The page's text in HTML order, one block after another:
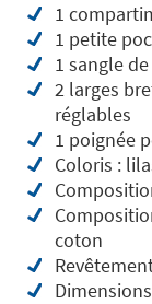
1
1 petite
1 sangle
2 larges
réglables
1 poignée
Coloris :
coton